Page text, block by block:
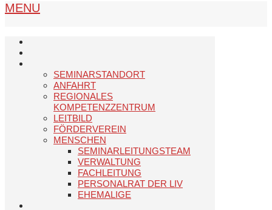
MENU
SEMINARSTANDORT
ANFAHRT
REGIONALES
KOMPETENZZENTRUM
LEITBILD
FÖRDERVEREIN
MENSCHEN
SEMINARLEITUNGSTEAM
VERWALTUNG
FACHLEITUNG
PERSONALRAT DER LIV
EHEMALIGE